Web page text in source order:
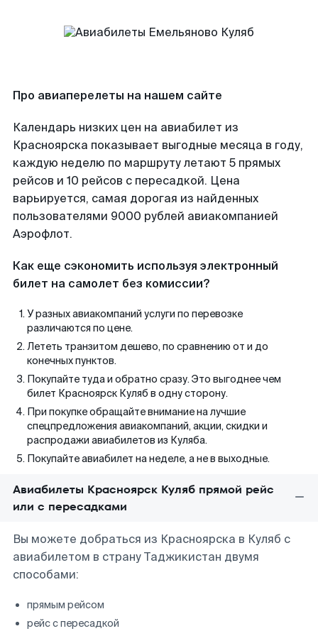
Про авиаперелеты на нашем сайте
Календарь низких цен на авиабилет из
Красноярска показывает выгодные месяца в году,
каждую неделю по маршруту летают 5 прямых
рейсов и 10 рейсов с пересадкой. Цена
варьируется, самая дорогая из найденных
пользователями 9000 рублей авиакомпанией
Аэрофлот.
Как еще сэкономить используя электронный
билет на самолет без комиссии?
У разных авиакомпаний услуги по перевозке
различаются по цене.
Лететь транзитом дешево, по сравнению от и до
конечных пунктов.
Покупайте туда и обратно сразу. Это выгоднее чем
билет Красноярск Куляб в одну сторону.
При покупке обращайте внимание на лучшие
спецпредложения авиакомпаний, акции, скидки и
распродажи авиабилетов из Куляба.
Покупайте авиабилет на неделе, а не в выходные.
Авиабилеты Красноярск Куляб прямой рейс
или с пересадками
Вы можете добраться из Красноярска в Куляб с
авиабилетом в страну Таджикистан двумя
способами:
прямым рейсом
рейс с пересадкой